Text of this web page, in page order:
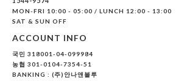
MON-FRI 10:00 - 05:00 / LUNCH 12:00 - 13:00
SAT & SUN OFF
ACCOUNT INFO
국민 318001-04-099984
농협 301-0104-7354-51
BANKING : (주)안나앤블루